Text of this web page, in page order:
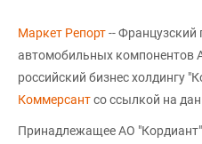
Маркет Репорт-- Французский
автомобильных компонентов
российский бизнес холдингу
Коммерсантсо ссылкой на
Принадлежащее АО